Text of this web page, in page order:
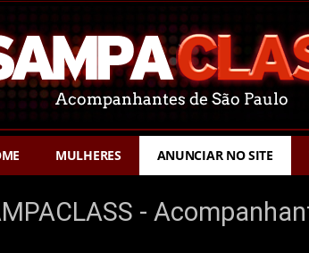
MULHERES ANUNCIAR NO SITE
-